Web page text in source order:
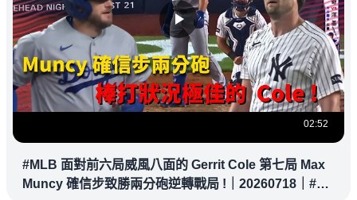
02:52
#MLB 面對前六局威風八面的 Gerrit Cole 第七局 Max
Muncy 確信步致勝兩分砲逆轉戰局 !｜20260718｜#洛